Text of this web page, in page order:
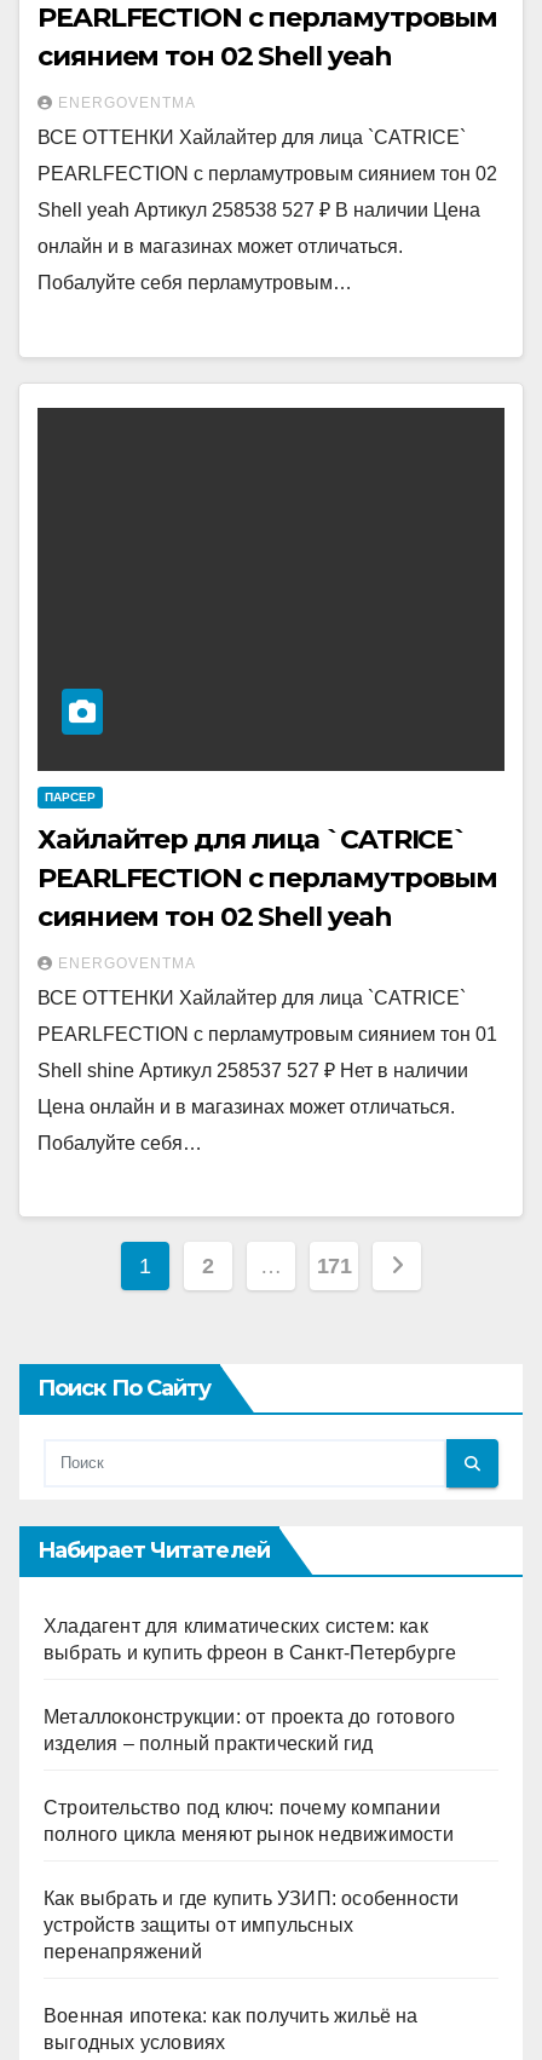
PEARLFECTION c перламутровым
сиянием тон 02 Shell yeah
ENERGOVENTMA
ВСЕ ОТТЕНКИ Хайлайтер для лица `CATRICE`
PEARLFECTION c перламутровым сиянием тон 02
Shell yeah Артикул 258538 527 ₽ В наличии Цена
онлайн и в магазинах может отличаться.
Побалуйте себя перламутровым…
ПАРСЕР
Хайлайтер для лица `CATRICE`
PEARLFECTION c перламутровым
сиянием тон 02 Shell yeah
ENERGOVENTMA
ВСЕ ОТТЕНКИ Хайлайтер для лица `CATRICE`
PEARLFECTION c перламутровым сиянием тон 01
Shell shine Артикул 258537 527 ₽ Нет в наличии
Цена онлайн и в магазинах может отличаться.
Побалуйте себя…
Пагинация
1 2 … 171
Поиск По Сайту
Набирает Читателей
Хладагент для климатических систем: как
выбрать и купить фреон в Санкт-Петербурге
Металлоконструкции: от проекта до готового
изделия – полный практический гид
Строительство под ключ: почему компании
полного цикла меняют рынок недвижимости
Как выбрать и где купить УЗИП: особенности
устройств защиты от импульсных
перенапряжений
Военная ипотека: как получить жильё на
выгодных условиях